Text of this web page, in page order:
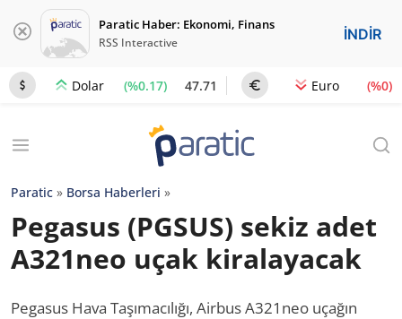
Paratic Haber: Ekonomi, Finans
RSS Interactive İNDİR
Dolar (%0.17) 47.71 Euro (%0)
Paratic » Borsa Haberleri »
Pegasus (PGSUS) sekiz adet
A321neo uçak kiralayacak
Pegasus Hava Taşımacılığı, Airbus A321neo uçağın